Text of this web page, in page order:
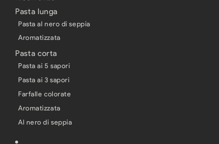
Pasta lunga
Pasta al nero di seppia
Aromatizzata
Pasta corta
Pasta ai 5 sapori
Pasta ai 3 sapori
Farfalle colorate
Aromatizzata
Al nero di seppia